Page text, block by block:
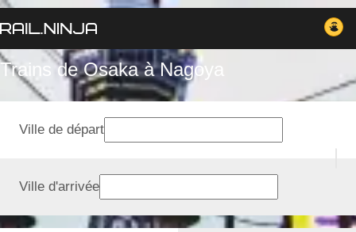
Trains de Osaka à Nagoya
Ville de départ
Ville d'arrivée